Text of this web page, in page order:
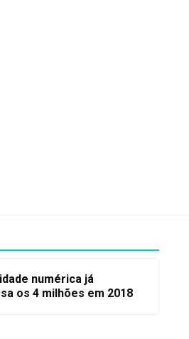
numérica já
os 4 milhões em 2018